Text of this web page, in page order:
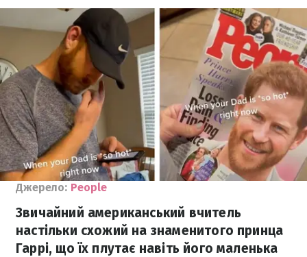
Джерело: People
Звичайний американський вчитель
настільки схожий на знаменитого принца
Гаррі, що їх плутає навіть його маленька